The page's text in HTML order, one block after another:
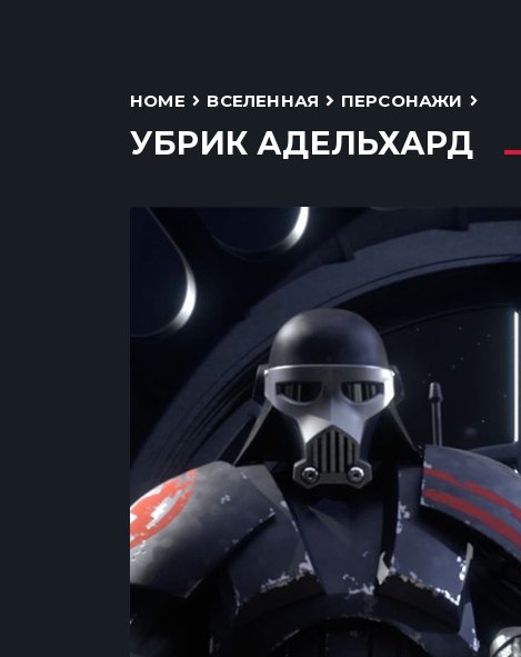
HOME ВСЕЛЕННАЯ ПЕРСОНАЖИ
УБРИК АДЕЛЬХАРД